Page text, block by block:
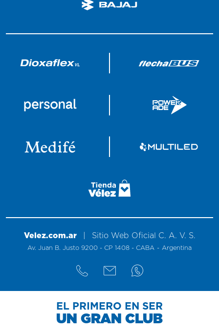
Velez.com.ar Sitio Web Oficial C. A. V. S.
Av. Juan B. Justo 9200 - CP 1408 - CABA - Argentina
EL PRIMERO EN SER
UN GRAN CLUB